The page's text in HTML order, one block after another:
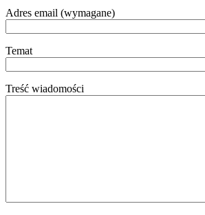
Adres email (wymagane)
Temat
Treść wiadomości